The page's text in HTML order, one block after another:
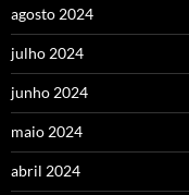
agosto 2024
julho 2024
junho 2024
maio 2024
abril 2024